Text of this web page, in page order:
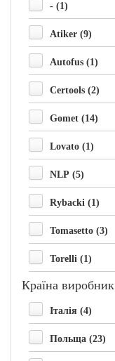
- (1)
Atiker (9)
Autofus (1)
Certools (2)
Gomet (14)
Lovato (1)
NLP (5)
Rybacki (1)
Tomasetto (3)
Torelli (1)
Країна виробник
Італія (4)
Польща (23)